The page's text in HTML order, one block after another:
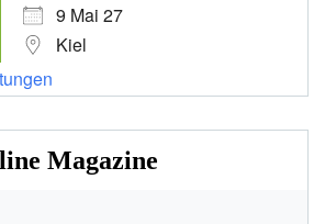
9 Mai 27
Kiel
Magazine